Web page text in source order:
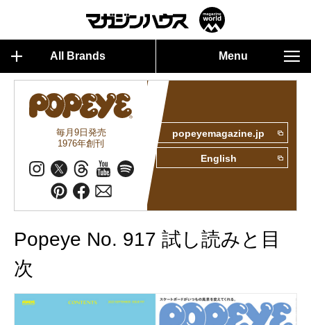
All Brands Menu
毎月9日発売
1976年創刊
popeyemagazine.jp
English
Popeye No. 917 試し読みと目
次